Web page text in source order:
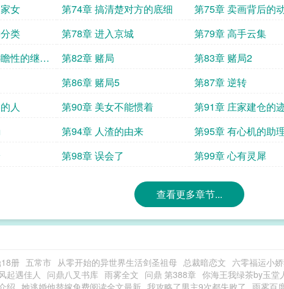
女 第74章 搞清楚对方的底细 第75章 卖画背后的
类
第78章 进入京城 第79章 高手云集
性的继承
第82章 赌局 第83章 赌局2
第86章 赌局5 第87章 逆转
人
第90章 美女不能惯着 第91章 庄家建仓的
第94章 人渣的由来 第95章 有心机的助
第98章 误会了 第99章 心有灵犀
查看更多章节...
册 五常市 从零开始的异世界生活剑圣祖母 总裁暗恋文 六零福运小
起遇佳人 问鼎八叉书库 雨雾全文 问鼎 第388章 你海王我绿茶by玉堂
绍 她逃婚他替嫁免费阅读全文最新 我攻略了男主9次都失败了 雨雾百